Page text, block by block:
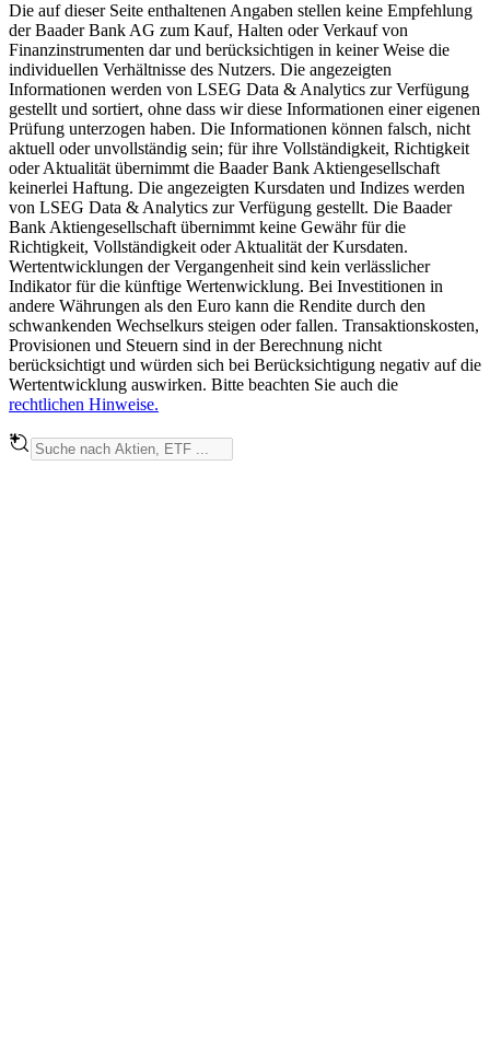
Die auf dieser Seite enthaltenen Angaben stellen keine Empfehlung
der Baader Bank AG zum Kauf, Halten oder Verkauf von
Finanzinstrumenten dar und berücksichtigen in keiner Weise die
individuellen Verhältnisse des Nutzers. Die angezeigten
Informationen werden von LSEG Data & Analytics zur Verfügung
gestellt und sortiert, ohne dass wir diese Informationen einer eigenen
Prüfung unterzogen haben. Die Informationen können falsch, nicht
aktuell oder unvollständig sein; für ihre Vollständigkeit, Richtigkeit
oder Aktualität übernimmt die Baader Bank Aktiengesellschaft
keinerlei Haftung. Die angezeigten Kursdaten und Indizes werden
von LSEG Data & Analytics zur Verfügung gestellt. Die Baader
Bank Aktiengesellschaft übernimmt keine Gewähr für die
Richtigkeit, Vollständigkeit oder Aktualität der Kursdaten.
Wertentwicklungen der Vergangenheit sind kein verlässlicher
Indikator für die künftige Wertenwicklung. Bei Investitionen in
andere Währungen als den Euro kann die Rendite durch den
schwankenden Wechselkurs steigen oder fallen. Transaktionskosten,
Provisionen und Steuern sind in der Berechnung nicht
berücksichtigt und würden sich bei Berücksichtigung negativ auf die
Wertentwicklung auswirken. Bitte beachten Sie auch die
rechtlichen Hinweise.